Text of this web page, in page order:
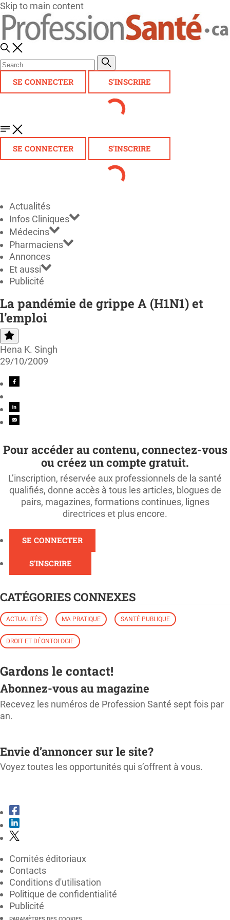
Skip to main content
SE CONNECTER S'INSCRIRE
SE CONNECTER S'INSCRIRE
Actualités
Infos Cliniques
Médecins
Pharmaciens
Annonces
Et aussi
Publicité
La pandémie de grippe A (H1N1) et
l’emploi
Hena K. Singh
29/10/2009
Pour accéder au contenu, connectez-vous
ou créez un compte gratuit.
L’inscription, réservée aux professionnels de la santé
qualifiés, donne accès à tous les articles, blogues de
pairs, magazines, formations continues, lignes
directrices et plus encore.
SE CONNECTER
S'INSCRIRE
CATÉGORIES CONNEXES
ACTUALITÉS MA PRATIQUE SANTÉ PUBLIQUE
DROIT ET DÉONTOLOGIE
Gardons le contact!
Abonnez-vous au magazine
Recevez les numéros de Profession Santé sept fois par
an.
Envie d’annoncer sur le site?
Voyez toutes les opportunités qui s’offrent à vous.
Comités éditoriaux
Contacts
Conditions d'utilisation
Politique de confidentialité
Publicité